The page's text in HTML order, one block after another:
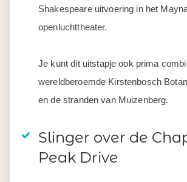
Shakespeare uitvoering in het
openluchttheater.
Je kunt dit uitstapje ook prima
wereldberoemde Kirstenbosch
en de stranden van Muizenberg.
Slinger over de
Peak Drive